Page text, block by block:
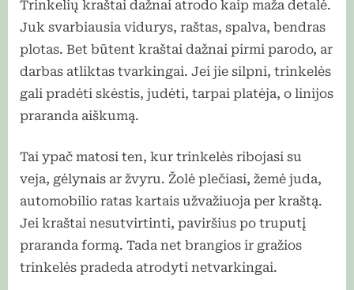
Trinkelių kraštai dažnai atrodo kaip maža detalė.
Juk svarbiausia vidurys, raštas, spalva, bendras
plotas. Bet būtent kraštai dažnai pirmi parodo, ar
darbas atliktas tvarkingai. Jei jie silpni, trinkelės
gali pradėti skėstis, judėti, tarpai platėja, o linijos
praranda aiškumą.
Tai ypač matosi ten, kur trinkelės ribojasi su
veja, gėlynais ar žvyru. Žolė plečiasi, žemė juda,
automobilio ratas kartais užvažiuoja per kraštą.
Jei kraštai nesutvirtinti, paviršius po truputį
praranda formą. Tada net brangios ir gražios
trinkelės pradeda atrodyti netvarkingai.